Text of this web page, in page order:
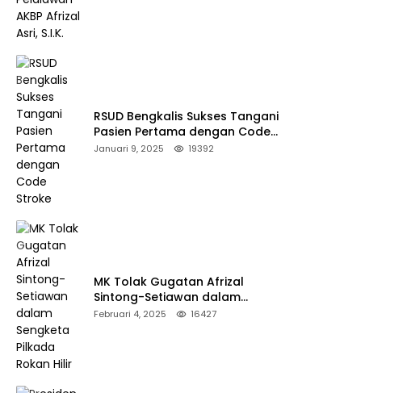
RSUD Bengkalis Sukses Tangani
Pasien Pertama dengan Code
Stroke
Januari 9, 2025 19392
MK Tolak Gugatan Afrizal
Sintong-Setiawan dalam
Sengketa Pilkada Rokan Hilir
Februari 4, 2025 16427